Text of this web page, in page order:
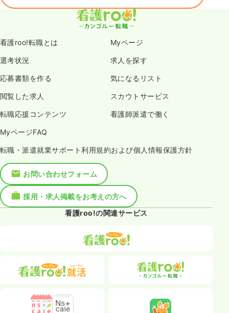
看護roo!転職とは Myページ
選考状況 求人を探す
応募書類を作る 気になるリスト
閲覧した求人 スカウトサービス
転職応援コンテンツ 看護師派遣で働く
MyページFAQ
転職・派遣就業サポート利用規約および個人情報保護方針
お問い合わせフォーム
採用・求人掲載をお考えの方へ
看護roo!の関連サービス